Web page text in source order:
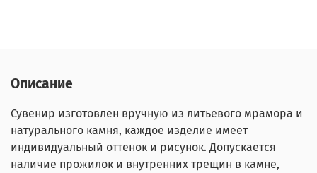
Описание
Сувенир изготовлен вручную из литьевого мрамора и
натурального камня, каждое изделие имеет
индивидуальный оттенок и рисунок. Допускается
наличие прожилок и внутренних трещин в камне,